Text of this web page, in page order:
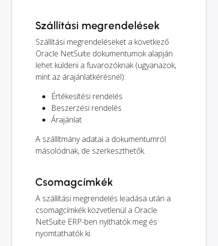
Szállítási megrendelések
Szállítási megrendeléseket a következő
Oracle NetSuite dokumentumok alapján
lehet küldeni a fuvarozóknak (ugyanazok,
mint az árajánlatkérésnél):
Értékesítési rendelés
Beszerzési rendelés
Árajánlat
A szállítmány adatai a dokumentumról
másolódnak, de szerkeszthetők.
Csomagcímkék
A szállítási megrendelés leadása után a
csomagcímkék közvetlenül a Oracle
NetSuite ERP-ben nyithatók meg és
nyomtathatók ki.